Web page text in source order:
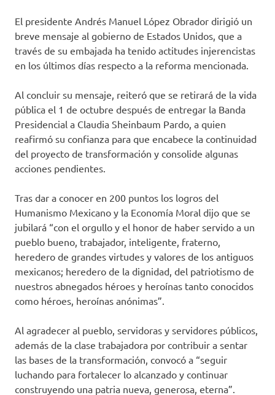
El presidente Andrés Manuel López Obrador dirigió un
breve mensaje al gobierno de Estados Unidos, que a
través de su embajada ha tenido actitudes injerencistas
en los últimos días respecto a la reforma mencionada.
Al concluir su mensaje, reiteró que se retirará de la vida
pública el 1 de octubre después de entregar la Banda
Presidencial a Claudia Sheinbaum Pardo, a quien
reafirmó su confianza para que encabece la continuidad
del proyecto de transformación y consolide algunas
acciones pendientes.
Tras dar a conocer en 200 puntos los logros del
Humanismo Mexicano y la Economía Moral dijo que se
jubilará “con el orgullo y el honor de haber servido a un
pueblo bueno, trabajador, inteligente, fraterno,
heredero de grandes virtudes y valores de los antiguos
mexicanos; heredero de la dignidad, del patriotismo de
nuestros abnegados héroes y heroínas tanto conocidos
como héroes, heroínas anónimas”.
Al agradecer al pueblo, servidoras y servidores públicos,
además de la clase trabajadora por contribuir a sentar
las bases de la transformación, convocó a “seguir
luchando para fortalecer lo alcanzado y continuar
construyendo una patria nueva, generosa, eterna”.